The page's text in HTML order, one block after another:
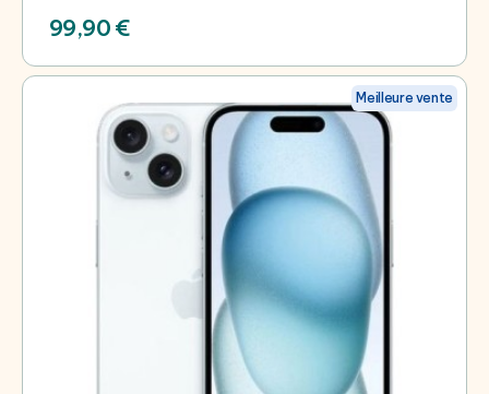
99,90 €
Meilleure vente